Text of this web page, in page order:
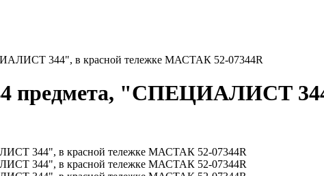
344", в красной тележке МАСТАК 52-07344R
предмета, "СПЕЦИАЛИСТ